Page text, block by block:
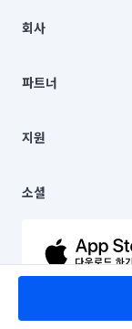
00019 |
주소 | 본사: 서울특
컨택센터 : 서울특별
상품, 상품정보, 거래
언론 보도 관련 문의:
© 유한회사 미소.
회사
채용
파트너
이사
지원
이용약관
문의하기
소셜
유튜브